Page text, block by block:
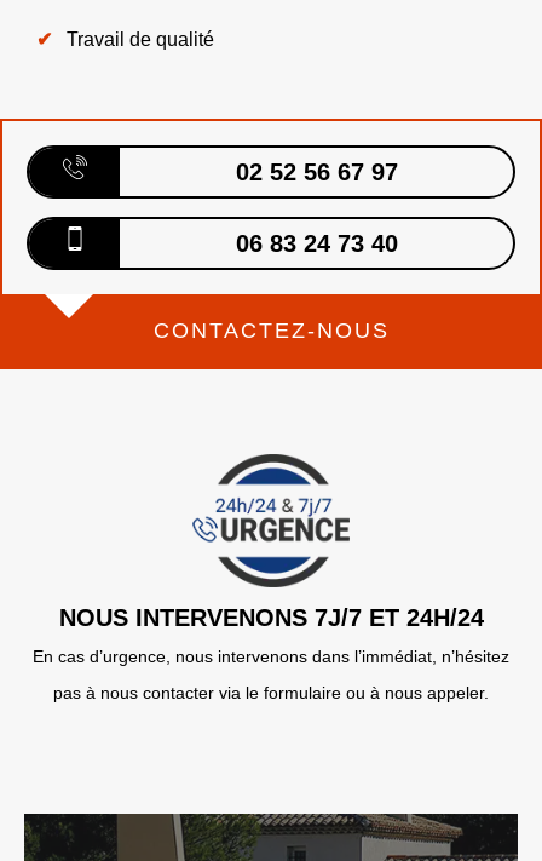
Travail de qualité
02 52 56 67 97
06 83 24 73 40
CONTACTEZ-NOUS
NOUS INTERVENONS 7J/7 ET 24H/24
En cas d’urgence, nous intervenons dans l’immédiat, n’hésitez
pas à nous contacter via le formulaire ou à nous appeler.